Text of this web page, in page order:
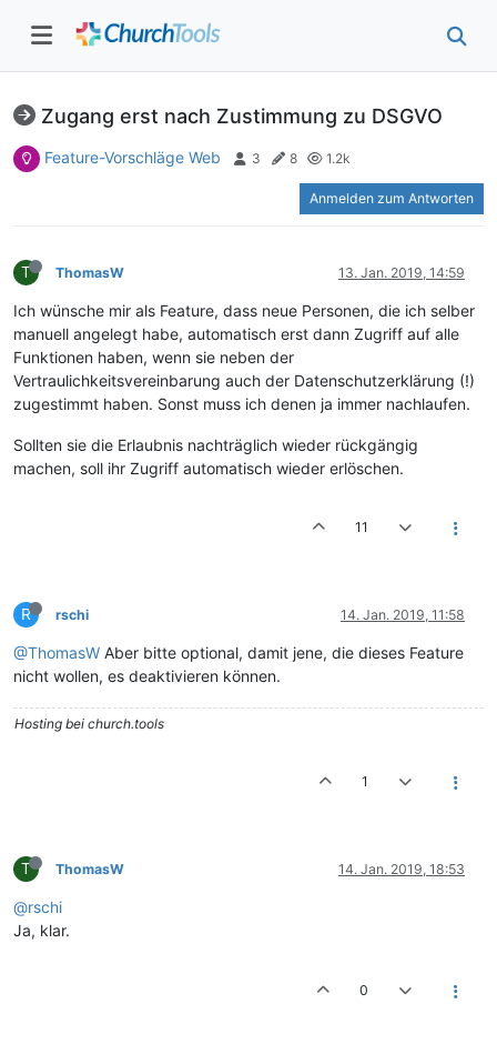
Zugang erst nach Zustimmung zu DSGVO
Feature-Vorschläge Web 3 8 1.2k
Anmelden zum Antworten
T ThomasW 13. Jan. 2019, 14:59
Ich wünsche mir als Feature, dass neue Personen, die ich selber
manuell angelegt habe, automatisch erst dann Zugriff auf alle
Funktionen haben, wenn sie neben der
Vertraulichkeitsvereinbarung auch der Datenschutzerklärung (!)
zugestimmt haben. Sonst muss ich denen ja immer nachlaufen.
Sollten sie die Erlaubnis nachträglich wieder rückgängig
machen, soll ihr Zugriff automatisch wieder erlöschen.
11
R rschi 14. Jan. 2019, 11:58
@ThomasW Aber bitte optional, damit jene, die dieses Feature
nicht wollen, es deaktivieren können.
Hosting bei church.tools
1
T ThomasW 14. Jan. 2019, 18:53
@rschi
Ja, klar.
0